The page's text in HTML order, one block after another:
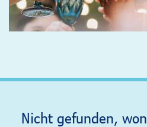
Nicht gefunden,